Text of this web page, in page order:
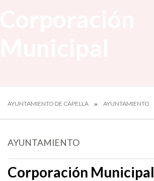
AYUNTAMIENTO DE CAPELLA AYUNTAMIENTO
AYUNTAMIENTO
Corporación Municipal